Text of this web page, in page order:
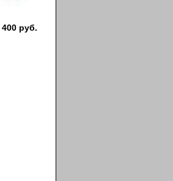
400 руб.